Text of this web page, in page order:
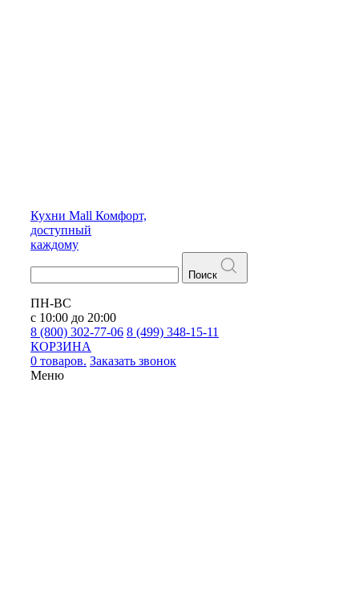
Кухни Mall Комфорт,
доступный
каждому
Поиск
ПН-ВС
с 10:00 до 20:00
8 (800) 302-77-06 8 (499) 348-15-11
КОРЗИНА
0 товаров. Заказать звонок
Меню